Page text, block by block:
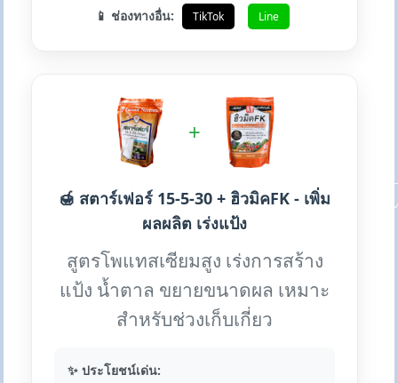
📱 ช่องทางอื่น: TikTok Line
+
🍯 สตาร์เฟอร์ 15-5-30 + ฮิวมิคFK - เพิ่ม
ผลผลิต เร่งแป้ง
สูตรโพแทสเซียมสูง เร่งการสร้าง
แป้ง น้ำตาล ขยายขนาดผล เหมาะ
สำหรับช่วงเก็บเกี่ยว
✨ ประโยชน์เด่น: